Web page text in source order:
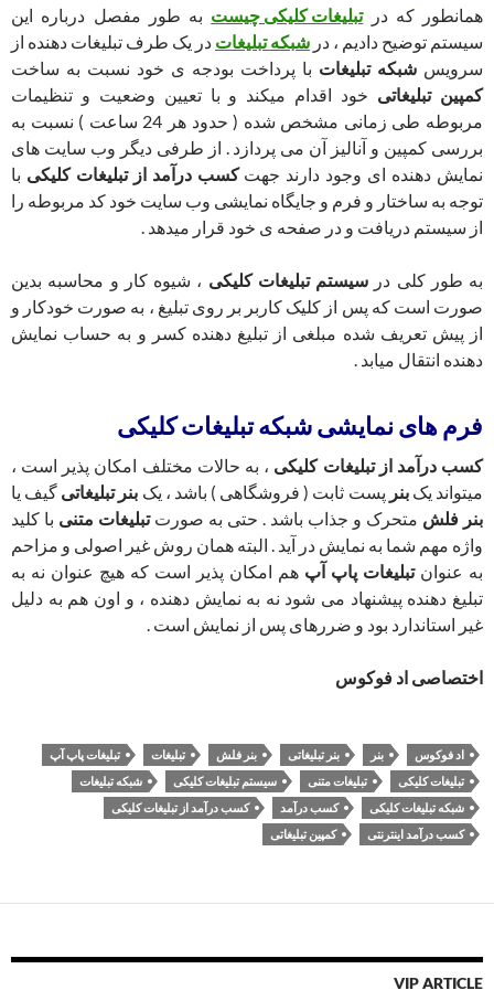
همانطور که درتبلیغات کلیکی چیست به طور مفصل درباره این
سیستم توضیح دادیم ، در شبکه تبلیغات در یک طرف تبلیغات دهنده از
سرویس شبکه تبلیغات با پرداخت بودجه ی خود نسبت به ساخت
کمپین تبلیغاتی خود اقدام میکند و با تعیین وضعیت و تنظیمات
مربوطه طی زمانی مشخص شده ( حدود هر 24 ساعت ) نسبت به
بررسی کمپین و آنالیز آن می پردازد . از طرفی دیگر وب سایت های
نمایش دهنده ای وجود دارند جهتکسب درآمد از تبلیغات کلیکی با
توجه به ساختار و فرم و جایگاه نمایشی وب سایت خود کد مربوطه را
از سیستم دریافت و در صفحه ی خود قرار میدهد .
به طور کلی در سیستم تبلیغات کلیکی ، شیوه کار و محاسبه بدین
صورت است که پس از کلیک کاربر بر روی تبلیغ ، به صورت خودکار و
از پیش تعریف شده مبلغی از تبلیغ دهنده کسر و به حساب نمایش
دهنده انتقال میابد .
فرم های نمایشی شبکه تبلیغات کلیکی
کسب درآمد از تبلیغات کلیکی ، به حالات مختلف امکان پذیر است ،
میتواند یکبنر پست ثابت ( فروشگاهی ) باشد ، یک بنر تبلیغاتی گیف یا
بنر فلش متحرک و جذاب باشد . حتی به صورتتبلیغات متنی با کلید
واژه مهم شما به نمایش در آید . البته همان روش غیر اصولی و مزاحم
به عنوانتبلیغات پاپ آپ هم امکان پذیر است که هیچ عنوان نه به
تبلیغ دهنده پیشنهاد می شود نه به نمایش دهنده ، و اون هم به دلیل
غیر استاندارد بود و ضررهای پس از نمایش است .
اختصاصی اد فوکوس
اد فوکوس بنر بنر تبلیغاتی بنر فلش تبلیغات
تبلیغات پاپ آپ
تبلیغات کلیکی
تبلیغات متنی سیستم تبلیغات کلیکی
شبکه تبلیغات
شبکه تبلیغات کلیکی
کسب درآمد
کسب درآمد از تبلیغات کلیکی
کسب درآمد اینترنتی
کمپین تبلیغاتی
VIP ARTICLE